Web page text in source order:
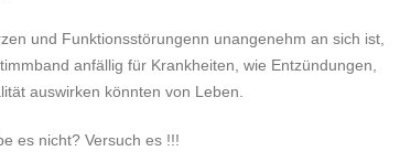
und Funktionsstörungenn unangenehm an sich ist,
anfällig für Krankheiten, wie Entzündungen,
auswirken könnten von Leben.
es nicht? Versuch es !!!